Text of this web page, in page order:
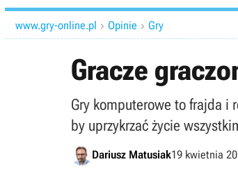
www.gry-online.pl  Opinie  Gry
Gracze
Gry komputerowe to frajda i
by uprzykrzać życie
Dariusz Matusiak19 kwietnia